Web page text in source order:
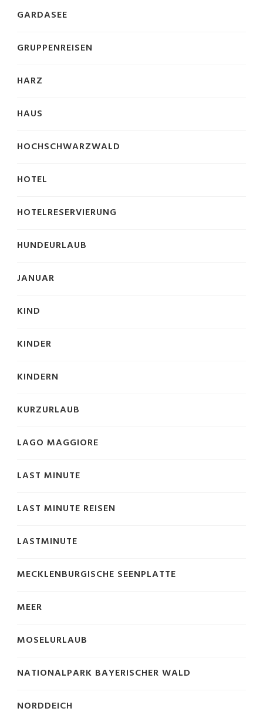
GARDASEE
GRUPPENREISEN
HARZ
HAUS
HOCHSCHWARZWALD
HOTEL
HOTELRESERVIERUNG
HUNDEURLAUB
JANUAR
KIND
KINDER
KINDERN
KURZURLAUB
LAGO MAGGIORE
LAST MINUTE
LAST MINUTE REISEN
LASTMINUTE
MECKLENBURGISCHE SEENPLATTE
MEER
MOSELURLAUB
NATIONALPARK BAYERISCHER WALD
NORDDEICH